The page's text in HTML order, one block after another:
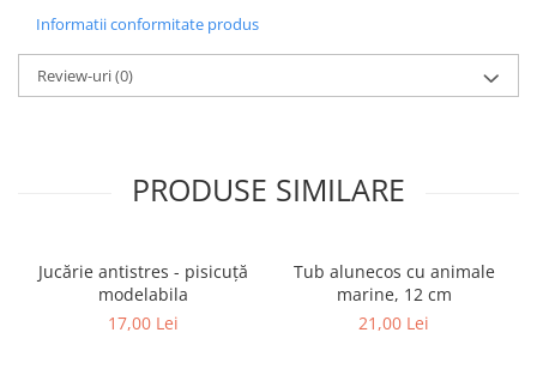
Informatii conformitate produs
Review-uri(0)
PRODUSE SIMILARE
Jucărie antistres - pisicuță
modelabila
17,00 Lei
Tub alunecos cu animale
marine, 12 cm
21,00 Lei